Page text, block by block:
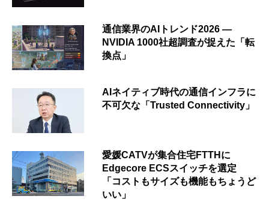
通信業界のAIトレンド2026 ―
NVIDIA 1000社超調査が捉えた「転
換点」
AIネイティブ時代の通信インフラに
不可欠な「Trusted Connectivity」
愛媛CATVが集合住宅FTTHに
Edgecore ECSスイッチを選定
「コストもサイズも機能もちょうど
いい」